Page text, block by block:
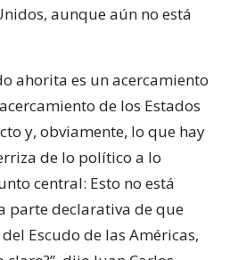
aunque aún no está
ahorita es un acercamiento
de los Estados
y, obviamente, lo que hay
de lo político a lo
central: Esto no está
parte declarativa de que
Escudo de las Américas,